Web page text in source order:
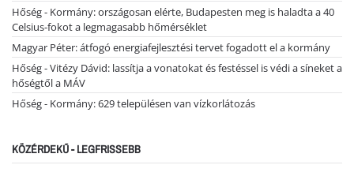
Hőség - Kormány: országosan elérte, Budapesten meg is haladta a 40
Celsius-fokot a legmagasabb hőmérséklet
Magyar Péter: átfogó energiafejlesztési tervet fogadott el a kormány
Hőség - Vitézy Dávid: lassítja a vonatokat és festéssel is védi a síneket a
hőségtől a MÁV
Hőség - Kormány: 629 településen van vízkorlátozás
KÖZÉRDEKŰ - LEGFRISSEBB